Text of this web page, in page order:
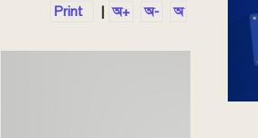
Print অ+ অ- অ